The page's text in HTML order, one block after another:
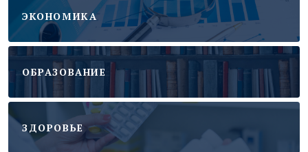
ЭКОНОМИКА
ОБРАЗОВАНИЕ
ЗДОРОВЬЕ